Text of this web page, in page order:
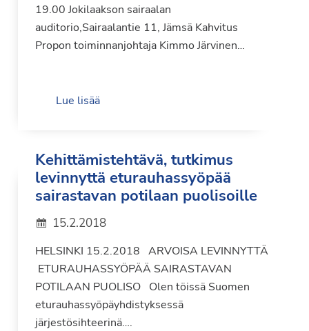
19.00 Jokilaakson sairaalan
auditorio,Sairaalantie 11, Jämsä Kahvitus
Propon toiminnanjohtaja Kimmo Järvinen…
Lue lisää
Kehittämistehtävä, tutkimus
levinnyttä eturauhassyöpää
sairastavan potilaan puolisoille
15.2.2018
HELSINKI 15.2.2018 ARVOISA LEVINNYTTÄ
ETURAUHASSYÖPÄÄ SAIRASTAVAN
POTILAAN PUOLISO Olen töissä Suomen
eturauhassyöpäyhdistyksessä
järjestösihteerinä….